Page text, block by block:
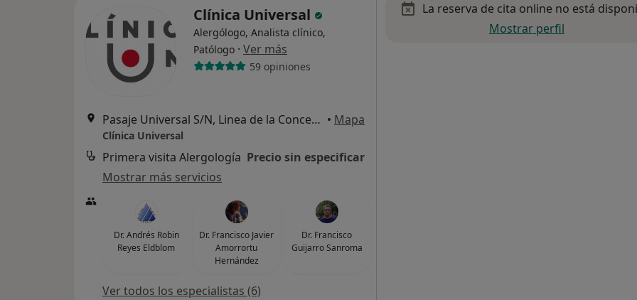
Clínica Universal
Alergólogo, Analista clínico,
Patólogo · Ver más
59 opiniones
Pasaje Universal S/N, Linea de la Concepción • Mapa
Clínica Universal
Primera visita Alergología Precio sin especificar
Mostrar más servicios
Dr. Andrés Robin
Reyes Eldblom
Dr. Francisco Javier
Amorrortu
Hernández
Dr. Francisco
Guijarro Sanroma
Ver todos los especialistas (6)
La reserva de cita online no está
Mostrar perfil